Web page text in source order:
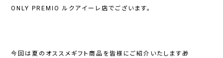
ONLY PREMIO ルクアイーレ店でございます。
今回は夏のオススメギフト商品を皆様にご紹介いたします🎁